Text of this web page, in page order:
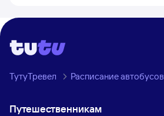
ТутуТревел Расписание автобусов
Путешественникам